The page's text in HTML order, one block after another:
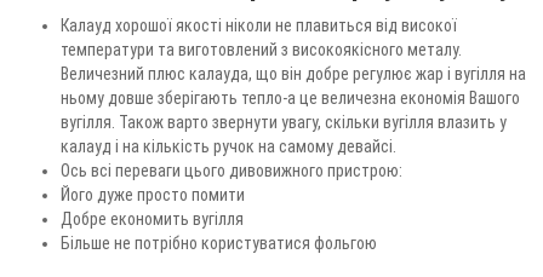
Калауд хорошої якості ніколи не плавиться від високої
температури та виготовлений з високоякісного металу.
Величезний плюс калауда, що він добре регулює жар і вугілля на
ньому довше зберігають тепло-а це величезна економія Вашого
вугілля. Також варто звернути увагу, скільки вугілля влазить у
калауд і на кількість ручок на самому девайсі.
Ось всі переваги цього дивовижного пристрою:
Його дуже просто помити
Добре економить вугілля
Більше не потрібно користуватися фольгою